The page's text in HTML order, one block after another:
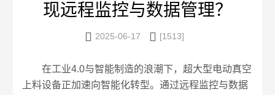
现远程监控与数据管理？
 2025-06-17  [1513]
在工业4.0与智能制造的浪潮下，超大型电动真空
上料设备正加速向智能化转型。通过远程监控与数据